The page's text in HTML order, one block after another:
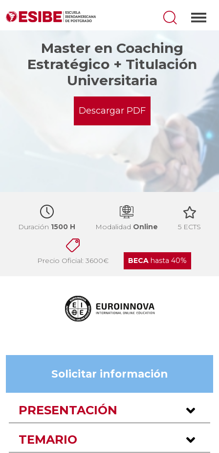
Master en Coaching
Estratégico + Titulación
Universitaria
Descargar PDF
Duración 1500 H Modalidad Online 5 ECTS
Precio Oficial: 3600€ BECAhasta 40%
Solicitar información
PRESENTACIÓN
TEMARIO